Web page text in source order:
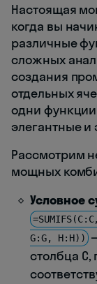
Настоящая
когда вы
различные
сложных
создания
отдельных
одни функции
элегантные
Рассмотрим
мощных
Условное
G:G, H:H))
столбца C,